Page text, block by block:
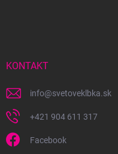
KONTAKT
info@svetoveklbka.sk
+421 904 611 317
Facebook